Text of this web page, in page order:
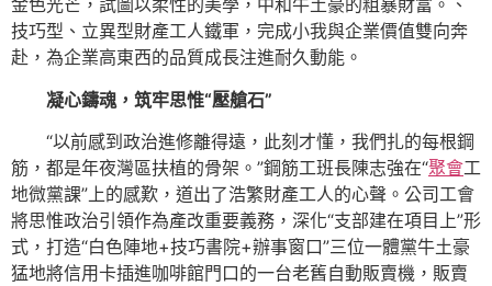
金色光芒，試圖以柔性的美學，中和牛土豪的粗暴財富。、
技巧型、立異型財產工人鐵軍，完成小我與企業價值雙向奔
赴，為企業高東西的品質成長注進耐久動能。
凝心鑄魂，筑牢思惟“壓艙石”
“以前感到政治進修離得遠，此刻才懂，我們扎的每根鋼
筋，都是年夜灣區扶植的骨架。”鋼筋工班長陳志強在“聚會工
地微黨課”上的感歎，道出了浩繁財產工人的心聲。公司工會
將思惟政治引領作為產改重要義務，深化“支部建在項目上”形
式，打造“白色陣地+技巧書院+辦事窗口”三位一體黨牛土豪
猛地將信用卡插進咖啡館門口的一台老舊自動販賣機，販賣